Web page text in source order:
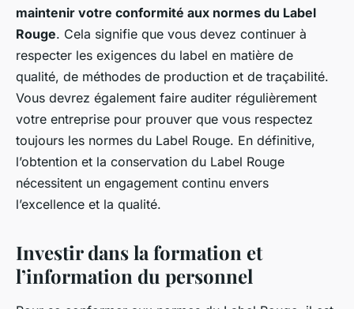
maintenir votre conformité aux normes du Label
Rouge. Cela signifie que vous devez continuer à
respecter les exigences du label en matière de
qualité, de méthodes de production et de traçabilité.
Vous devrez également faire auditer régulièrement
votre entreprise pour prouver que vous respectez
toujours les normes du Label Rouge. En définitive,
l’obtention et la conservation du Label Rouge
nécessitent un engagement continu envers
l’excellence et la qualité.
Investir dans la formation et
l’information du personnel